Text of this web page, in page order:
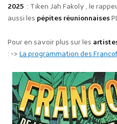
2025 : Tiken Jah Fakoly , le
aussi les pépites réunionnaises
Pour en savoir plus sur les
: -> La programmation des